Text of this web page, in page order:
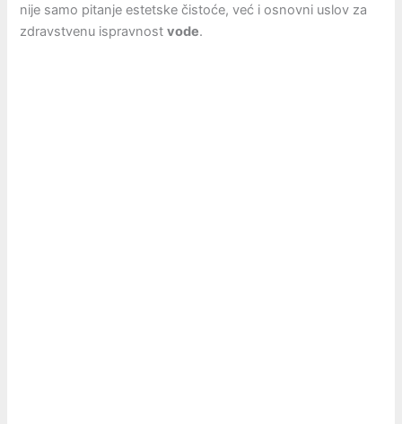
nije samo pitanje estetske čistoće, već i osnovni uslov za
zdravstvenu ispravnostvode.